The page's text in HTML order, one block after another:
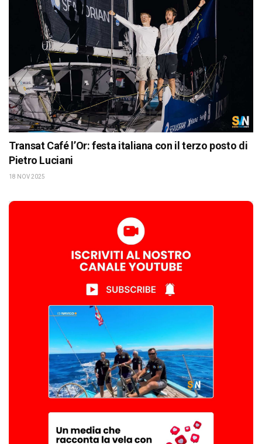
Transat Café l’Or: festa italiana con il terzo posto di
Pietro Luciani
18 NOV 2025